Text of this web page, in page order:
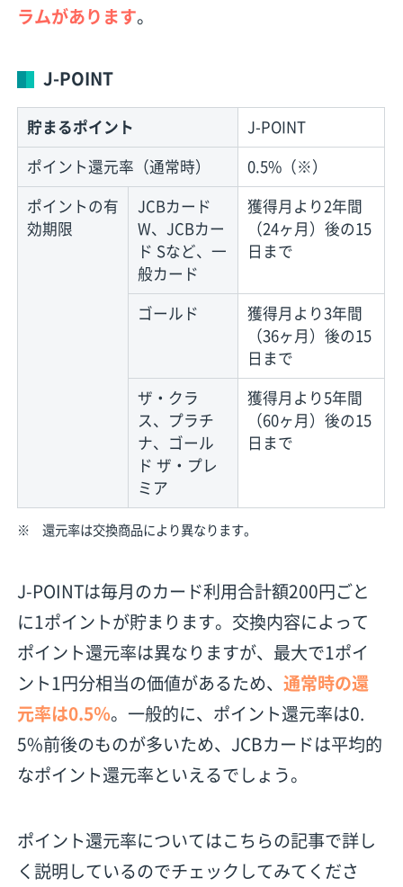
ラムがあります。
J-POINT
貯まるポイント
J-POINT
ポイント還元率（通常時）
0.5%（※）
ポイントの有
効期限
JCBカード
W、JCBカー
ド Sなど、一
般カード
獲得月より2年間
（24ヶ月）後の15
日まで
ゴールド
獲得月より3年間
（36ヶ月）後の15
日まで
ザ・クラ
ス、プラチ
ナ、ゴール
ド ザ・プレ
ミア
獲得月より5年間
（60ヶ月）後の15
日まで
※ 還元率は交換商品により異なります。
J-POINTは毎月のカード利用合計額200円ごと
に1ポイントが貯まります。交換内容によって
ポイント還元率は異なりますが、最大で1ポイ
ント1円分相当の価値があるため、通常時の還
元率は0.5％。一般的に、ポイント還元率は0.
5%前後のものが多いため、JCBカードは平均的
なポイント還元率といえるでしょう。
ポイント還元率についてはこちらの記事で詳し
く説明しているのでチェックしてみてくださ